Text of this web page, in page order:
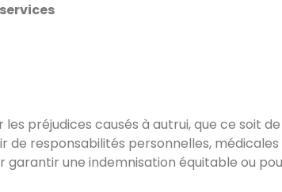
préjudices causés à autrui, que ce soit
de responsabilités personnelles, médicales
garantir une indemnisation équitable ou